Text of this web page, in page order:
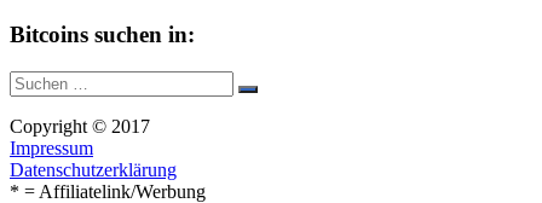
Bitcoins suchen in:
Suche
nach:
Suchen
Copyright © 2017
Impressum
Datenschutzerklärung
* = Affiliatelink/Werbung